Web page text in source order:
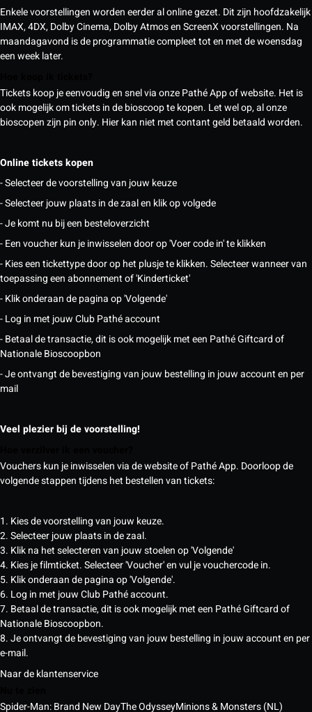
Enkele voorstellingen worden eerder al online gezet. Dit zijn hoofdzakelijk
IMAX, 4DX, Dolby Cinema, Dolby Atmos en ScreenX voorstellingen. Na
maandagavond is de programmatie compleet tot en met de woensdag
een week later.
Tickets koop je eenvoudig en snel via onze Pathé App of website. Het is
ook mogelijk om tickets in de bioscoop te kopen. Let wel op, al onze
bioscopen zijn pin only. Hier kan niet met contant geld betaald worden.
Online tickets kopen
- Selecteer de voorstelling van jouw keuze
- Selecteer jouw plaats in de zaal en klik op volgede
- Je komt nu bij een besteloverzicht
- Een voucher kun je inwisselen door op 'Voer code in' te klikken
- Kies een tickettype door op het plusje te klikken. Selecteer wanneer van
toepassing een abonnement of 'Kinderticket'
- Klik onderaan de pagina op 'Volgende'
- Log in met jouw Club Pathé account
- Betaal de transactie, dit is ook mogelijk met een Pathé Giftcard of
Nationale Bioscoopbon
- Je ontvangt de bevestiging van jouw bestelling in jouw account en per
mail
Veel plezier bij de voorstelling!
Vouchers kun je inwisselen via de website of Pathé App. Doorloop de
volgende stappen tijdens het bestellen van tickets:
1. Kies de voorstelling van jouw keuze.
2. Selecteer jouw plaats in de zaal.
3. Klik na het selecteren van jouw stoelen op 'Volgende'
4. Kies je filmticket. Selecteer 'Voucher' en vul je vouchercode in.
5. Klik onderaan de pagina op 'Volgende'.
6. Log in met jouw Club Pathé account.
7. Betaal de transactie, dit is ook mogelijk met een Pathé Giftcard of
Nationale Bioscoopbon.
8. Je ontvangt de bevestiging van jouw bestelling in jouw account en per
e-mail.
Naar de klantenservice
Spider-Man: Brand New DayThe OdysseyMinions & Monsters (NL)